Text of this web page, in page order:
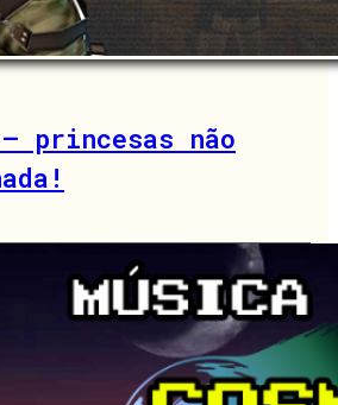
princesas não